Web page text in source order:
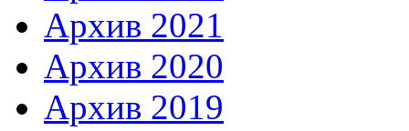
Архив 2021
Архив 2020
Архив 2019